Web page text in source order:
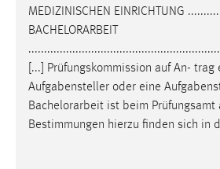
MEDIZINISCHEN EINRICHTUNG
BACHELORARBEIT
[...] Prüfungskommission auf An- trag
Aufgabensteller oder eine
Bachelorarbeit ist beim Prüfungsamt
Bestimmungen hierzu finden sich in